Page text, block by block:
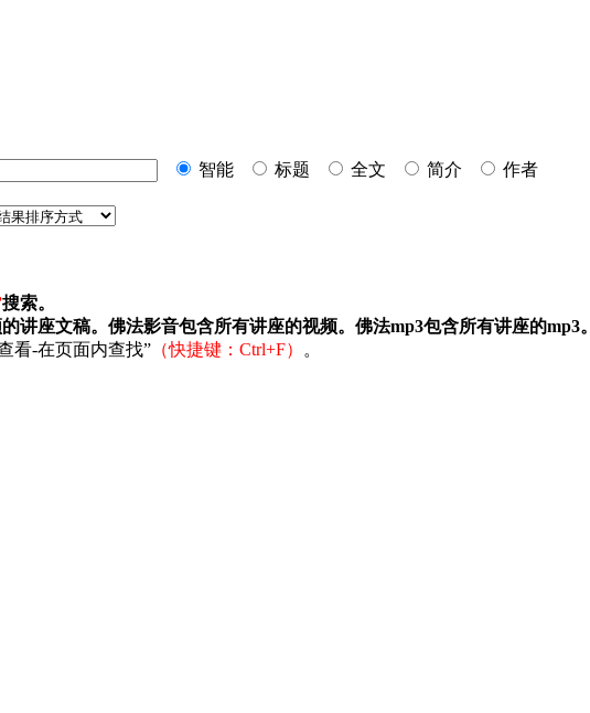
智能
标题 全文 简介
作者
搜索。
座文稿。佛法影音包含所有讲座的视频。佛法mp3包含所有讲座的mp3。
看-在页面内查找” （快捷键：Ctrl+F） 。